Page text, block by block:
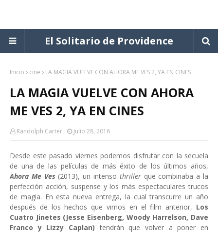
El Solitario de Providence
Inicio cine LA MAGIA VUELVE CON AHORA ME VES 2, YA EN CINES
LA MAGIA VUELVE CON AHORA
ME VES 2, YA EN CINES
Randolph Carter Julio 28, 2016
Desde este pasado viernes podemos disfrutar con la secuela
de una de las películas de más éxito de los últimos años,
Ahora Me Ves (2013), un intenso thriller que combinaba a la
perfección acción, suspense y los más espectaculares trucos
de magia. En esta nueva entrega, la cual transcurre un año
después de los hechos que vimos en el film anterior, Los
Cuatro Jinetes (Jesse Eisenberg, Woody Harrelson, Dave
Franco y Lizzy Caplan)tendrán que volver a poner en